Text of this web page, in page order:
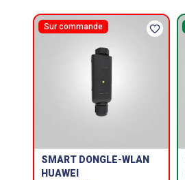
Sur commande
SMART DONGLE-WLAN
HUAWEI